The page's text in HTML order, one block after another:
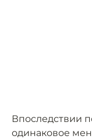
Впоследствии
одинаковое